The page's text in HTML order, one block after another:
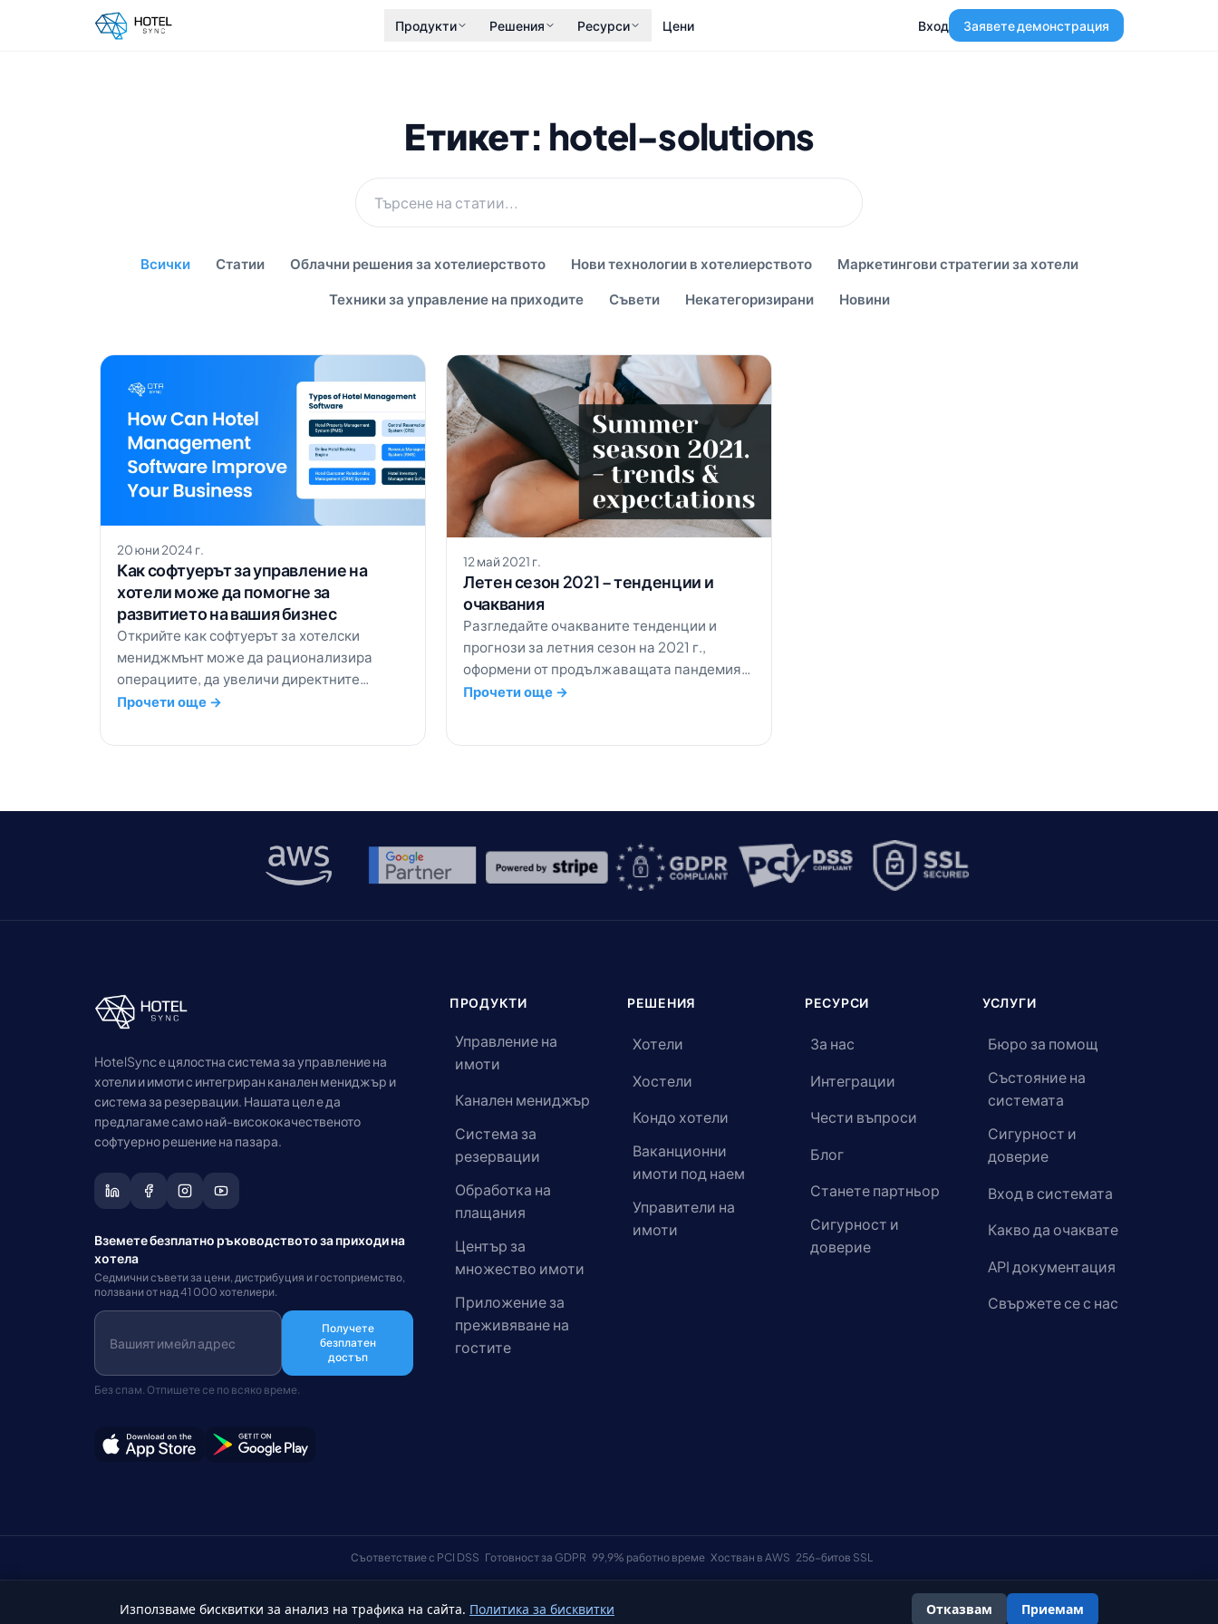
Продукти Решения Ресурси Цени Вход Заявете демонстрация
Етикет: hotel-solutions
Всички Статии Облачни решения за хотелиерството Нови технологии в хотелиерството Маркетингови стратегии за хотели
Техники за управление на приходите Съвети Некатегоризирани Новини
20 юни 2024 г.
Как софтуерът за управление на
хотели може да помогне за
развитието на вашия бизнес
Открийте как софтуерът за хотелски
мениджмънт може да рационализира
операциите, да увеличи директните
резервации и да максимизира приходите,
Прочети още →
12 май 2021 г.
Летен сезон 2021 – тенденции и
очаквания
Разгледайте очакваните тенденции и
прогнози за летния сезон на 2021 г.,
оформени от продължаващата пандемия
от коронавирус.
Прочети още →
HotelSync е цялостна система за управление на
хотели и имоти с интегриран канален мениджър и
система за резервации. Нашата цел е да
предлагаме само най-висококачественото
софтуерно решение на пазара.
Вземете безплатно ръководството за приходи на
хотела
Седмични съвети за цени, дистрибуция и гостоприемство,
ползвани от над 41 000 хотелиери.
Получете
безплатен
достъп
Без спам. Отпишете се по всяко време.
ПРОДУКТИ
Управление на
имоти
Канален мениджър
Система за
резервации
Обработка на
плащания
Център за
множество имоти
Приложение за
преживяване на
гостите
РЕШЕНИЯ
Хотели
Хостели
Кондо хотели
Ваканционни
имоти под наем
Управители на
имоти
РЕСУРСИ
За нас
Интеграции
Чести въпроси
Блог
Станете партньор
Сигурност и
доверие
УСЛУГИ
Бюро за помощ
Състояние на
системата
Сигурност и
доверие
Вход в системата
Какво да очаквате
API документация
Свържете се с нас
Съответствие с PCI DSS Готовност за GDPR 99,9% работно време Хостван в AWS 256-битов SSL
©Авторско право 2026 HotelSync. Всички права запазени. Политика за поверителност Политика за бисквитките
Използваме бисквитки за анализ на трафика на сайта. Политика за бисквитки Отказвам Приемам